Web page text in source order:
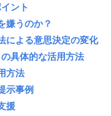
ント
嫌うのか？
による意思決定の変化
具体的な活用方法
方法
示事例
援